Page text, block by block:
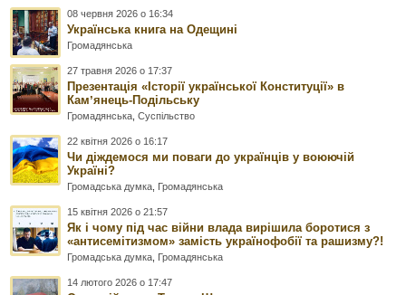
08 червня 2026 о 16:34
Українська книга на Одещині
Громадянська
27 травня 2026 о 17:37
Презентація «Історії української Конституції» в
Камʼянець-Подільську
Громадянська ,Суспільство
22 квітня 2026 о 16:17
Чи діждемося ми поваги до українців у воюючій
Україні?
Громадська думка Громадянська
15 квітня 2026 о 21:57
Як і чому під час війни влада вирішила боротися з
«антисемітизмом» замість українофобії та рашизму?!
Громадська думка Громадянська
14 лютого 2026 о 17:47